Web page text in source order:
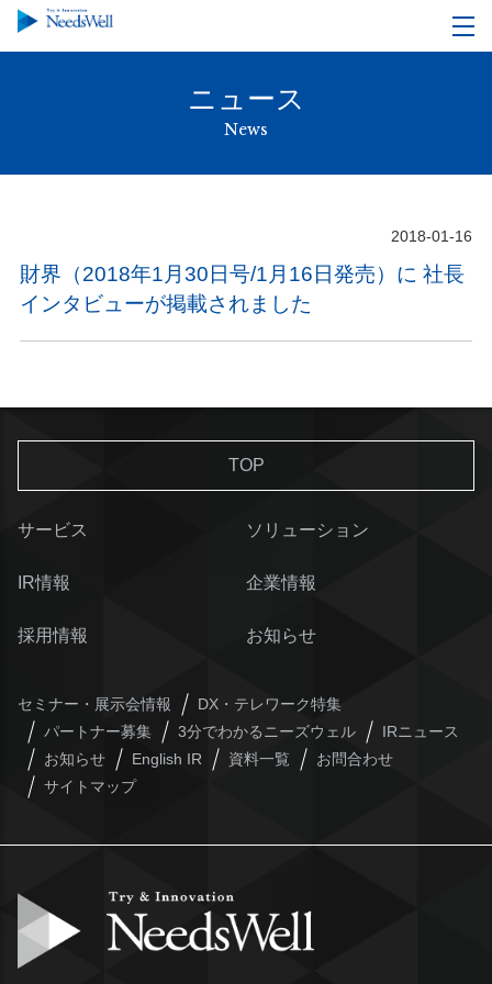
ニュース
News
2018-01-16
財界（2018年1月30日号/1月16日発売）に 社長
インタビューが掲載されました
TOP
サービス ソリューション
IR情報 企業情報
採用情報 お知らせ
セミナー・展示会情報
DX・テレワーク特集
パートナー募集
3分でわかるニーズウェル
IRニュース
お知らせ
English IR 資料一覧
お問合わせ
サイトマップ